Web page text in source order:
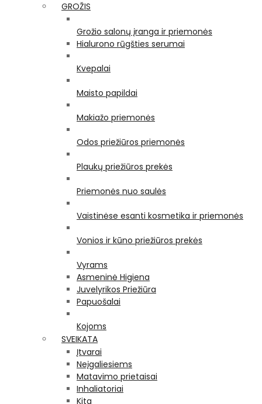
GROŽIS
Grožio salonų įranga ir priemonės
Hialurono rūgšties serumai
Kvepalai
Maisto papildai
Makiažo priemonės
Odos priežiūros priemonės
Plaukų priežiūros prekės
Priemonės nuo saulės
Vaistinėse esanti kosmetika ir priemonės
Vonios ir kūno priežiūros prekės
Vyrams
Asmeninė Higiena
Juvelyrikos Priežiūra
Papuošalai
Kojoms
SVEIKATA
Įtvarai
Neįgaliesiems
Matavimo prietaisai
Inhaliatoriai
Kita